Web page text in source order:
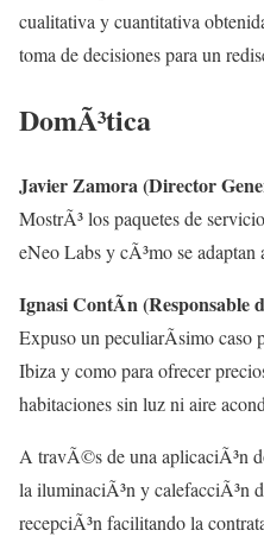
cualitativa y cuantitativa
toma de decisiones para un
DomÃ³tica
Javier Zamora (Director
MostrÃ³ los paquetes de
eNeo Labs y cÃ³mo se adaptan
Ignasi ContÃ­n (Responsable
Expuso un peculiarÃ­simo caso
Ibiza y como para ofrecer
habitaciones sin luz ni aire
A travÃ©s de una aplicaciÃ³n
la iluminaciÃ³n y calefacciÃ³n
recepciÃ³n facilitando la